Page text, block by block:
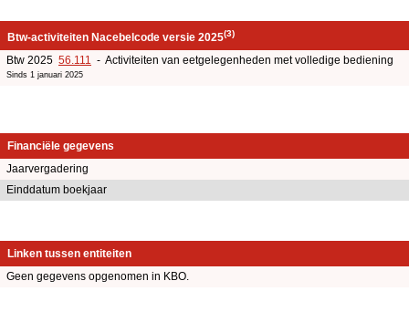
Btw-activiteiten Nacebelcode versie 2025(3)
Btw 2025 56.111 - Activiteiten van eetgelegenheden met volledige bediening
Sinds 1 januari 2025
Financiële gegevens
Jaarvergadering
Einddatum boekjaar
Linken tussen entiteiten
Geen gegevens opgenomen in KBO.